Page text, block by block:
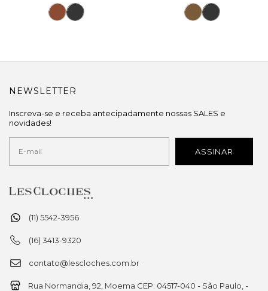
(11) 5542-3956
(16) 3413-9320
contato@lescloches.com.br
Rua Normandia, 92, Moema CEP: 04517-040 - São Paulo, -
NEWSLETTER
Inscreva-se e receba antecipadamente nossas SALES e
novidades!